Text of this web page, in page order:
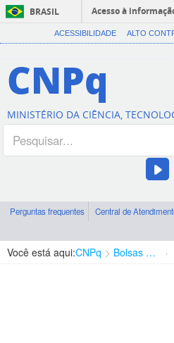
BRASIL
Acesso à
ACESSIBILIDADE ALTO
CNPq
MINISTÉRIO DA CIÊNCIA,
Perguntas frequentes Central de
Você está aqui:CNPq Bolsas e Auxílios Vigentes